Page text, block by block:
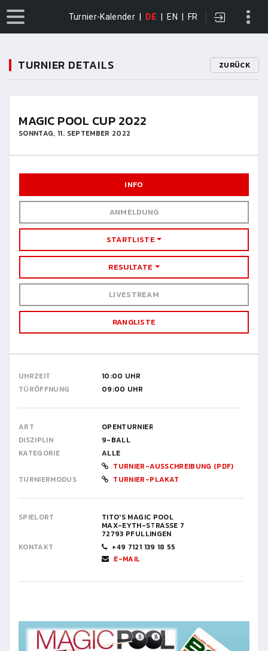
Turnier-Kalender DE EN FR
TURNIER DETAILS ZURÜCK
MAGIC POOL CUP 2022
SONNTAG, 11. SEPTEMBER 2022
INFO
ANMELDUNG
STARTLISTE
RESULTATE
LIVESTREAM
RANGLISTE
UHRZEIT
10:00 UHR
TÜRÖFFNUNG
09:00 UHR
ART
OPENTURNIER
DISZIPLIN
9-BALL
KATEGORIE
ALLE
TURNIER-AUSSCHREIBUNG (PDF)
TURNIERMODUS
TURNIER-PLAKAT
SPIELORT TITO'S MAGIC POOL
MAX-EYTH-STRASSE 7
72793 PFULLINGEN
KONTAKT
+49 7121 139 18 55
E-MAIL